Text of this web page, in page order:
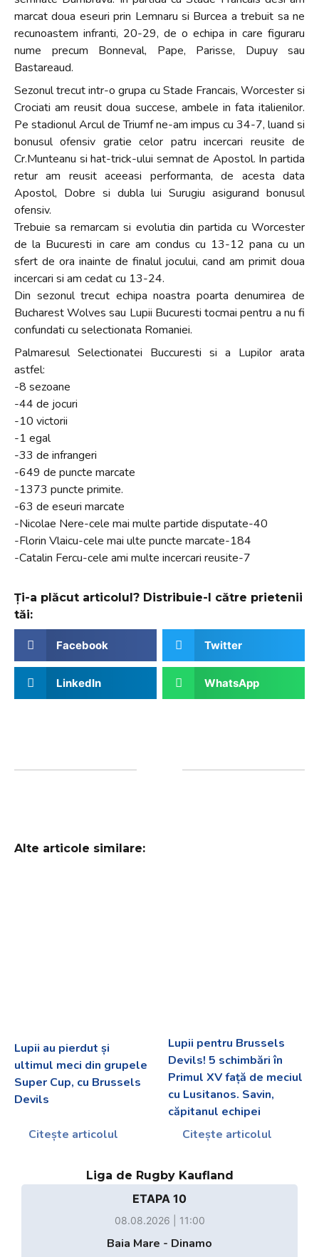
marcat doua eseuri prin Lemnaru si Burcea a trebuit sa ne
recunoastem infranti, 20-29, de o echipa in care figuraru
nume precum Bonneval, Pape, Parisse, Dupuy sau
Bastareaud.
Sezonul trecut intr-o grupa cu Stade Francais, Worcester si
Crociati am reusit doua succese, ambele in fata italienilor.
Pe stadionul Arcul de Triumf ne-am impus cu 34-7, luand si
bonusul ofensiv gratie celor patru incercari reusite de
Cr.Munteanu si hat-trick-ului semnat de Apostol. In partida
retur am reusit aceeasi performanta, de acesta data
Apostol, Dobre si dubla lui Surugiu asigurand bonusul
ofensiv.
Trebuie sa remarcam si evolutia din partida cu Worcester
de la Bucuresti in care am condus cu 13-12 pana cu un
sfert de ora inainte de finalul jocului, cand am primit doua
incercari si am cedat cu 13-24.
Din sezonul trecut echipa noastra poarta denumirea de
Bucharest Wolves sau Lupii Bucuresti tocmai pentru a nu fi
confundati cu selectionata Romaniei.
Palmaresul Selectionatei Buccuresti si a Lupilor arata
astfel:
-8 sezoane
-44 de jocuri
-10 victorii
-1 egal
-33 de infrangeri
-649 de puncte marcate
-1373 puncte primite.
-63 de eseuri marcate
-Nicolae Nere-cele mai multe partide disputate-40
-Florin Vlaicu-cele mai ulte puncte marcate-184
-Catalin Fercu-cele ami multe incercari reusite-7
Ți-a plăcut articolul? Distribuie-l către prietenii
tăi:
Facebook Twitter
LinkedIn WhatsApp
Alte articole similare:
Lupii au pierdut și
ultimul meci din grupele
Super Cup, cu Brussels
Devils
Citește articolul
Lupii pentru Brussels
Devils! 5 schimbări în
Primul XV față de meciul
cu Lusitanos. Savin,
căpitanul echipei
Citește articolul
Liga de Rugby Kaufland
ETAPA 10
08.08.2026 | 11:00
Baia Mare - Dinamo